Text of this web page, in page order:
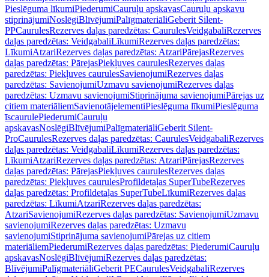
Pieslēguma līkumiPiederumiCauruļu apskavasCauruļu apskavu
stiprinājumiNoslēgiBlīvējumiPalīgmateriāliGeberit Silent-
PPCaurulesRezerves daļas paredzētas: CaurulesVeidgabaliRezerves
daļas paredzētas: VeidgabaliLīkumiRezerves daļas paredzētas:
LīkumiAtzariRezerves daļas paredzētas: AtzariPārejasRezerves
daļas paredzētas: PārejasPiekļuves caurulesRezerves daļas
paredzētas: Piekļuves caurulesSavienojumiRezerves daļas
paredzētas: SavienojumiUzmavu savienojumiRezerves daļas
paredzētas: Uzmavu savienojumiStiprinājuma savienojumiPārejas uz
citiem materiāliemSavienotājelementiPieslēguma līkumiPieslēguma
īscaurulePiederumiCauruļu
apskavasNoslēgiBlīvējumiPalīgmateriāliGeberit Silent-
ProCaurulesRezerves daļas paredzētas: CaurulesVeidgabaliRezerves
daļas paredzētas: VeidgabaliLīkumiRezerves daļas paredzētas:
LīkumiAtzariRezerves daļas paredzētas: AtzariPārejasRezerves
daļas paredzētas: PārejasPiekļuves caurulesRezerves daļas
paredzētas: Piekļuves caurulesProfildetaļas SuperTubeRezerves
daļas paredzētas: Profildetaļas SuperTubeLīkumiRezerves daļas
paredzētas: LīkumiAtzariRezerves daļas paredzētas:
AtzariSavienojumiRezerves daļas paredzētas: SavienojumiUzmavu
savienojumiRezerves daļas paredzētas: Uzmavu
savienojumiStiprinājuma savienojumiPārejas uz citiem
materiāliemPiederumiRezerves daļas paredzētas: PiederumiCauruļu
apskavasNoslēgiBlīvējumiRezerves daļas paredzētas:
BlīvējumiPalīgmateriāliGeberit PECaurulesVeidgabaliRezerves